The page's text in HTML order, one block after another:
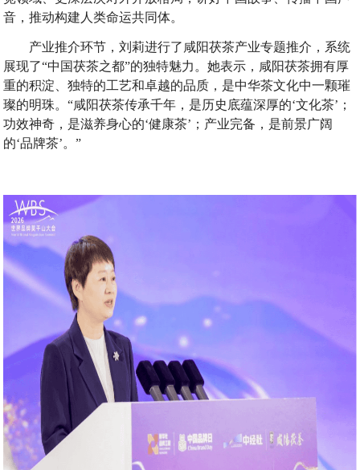
音，推动构建人类命运共同体。
产业推介环节，刘莉进行了咸阳茯茶产业专题推介，系统
展现了“中国茯茶之都”的独特魅力。她表示，咸阳茯茶拥有厚
重的积淀、独特的工艺和卓越的品质，是中华茶文化中一颗璀
璨的明珠。“咸阳茯茶传承千年，是历史底蕴深厚的‘文化茶’；
功效神奇，是滋养身心的‘健康茶’；产业完备，是前景广阔
的‘品牌茶’。”